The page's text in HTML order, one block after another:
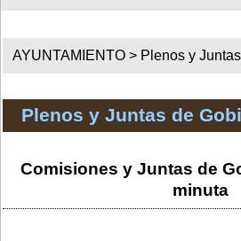
AYUNTAMIENTO > Plenos y
Plenos y Juntas de
Comisiones y Juntas de
minuta